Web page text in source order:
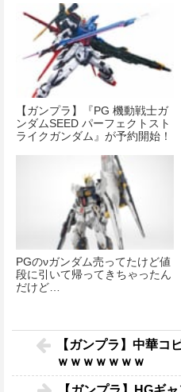
【ガンプラ】『PG 機動戦士ガ
ンダムSEED パーフェクトスト
ライクガンダム』が予約開始！
PGのνガンダム売ってたけど値
段に引いて帰ってきちゃったん
だけど…
【ガンプラ】中華コ
ｗｗｗｗｗｗｗ